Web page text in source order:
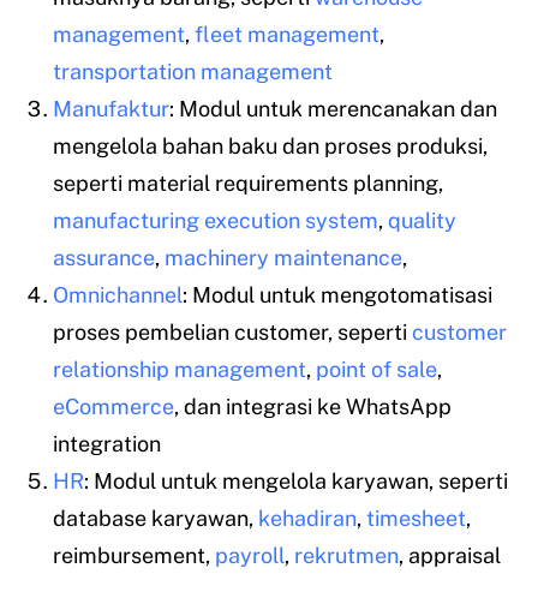
management, fleet management,
transportation management
Manufaktur: Modul untuk merencanakan dan
mengelola bahan baku dan proses produksi,
seperti material requirements planning,
manufacturing execution system, quality
assurance, machinery maintenance,
Omnichannel: Modul untuk mengotomatisasi
proses pembelian customer, seperti customer
relationship management, point of sale,
eCommerce, dan integrasi ke WhatsApp
integration
HR: Modul untuk mengelola karyawan, seperti
database karyawan, kehadiran, timesheet,
reimbursement, payroll, rekrutmen, appraisal